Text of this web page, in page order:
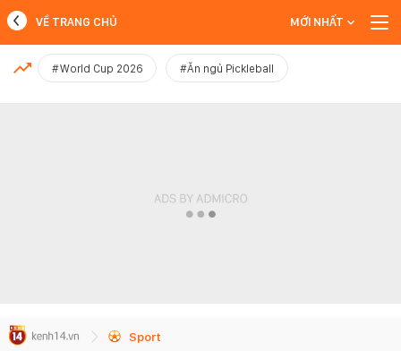
MỚI NHẤT
VỀ TRANG CHỦ MỚI NHẤT
#World Cup 2026 #Ăn ngủ Pickleball
Sport